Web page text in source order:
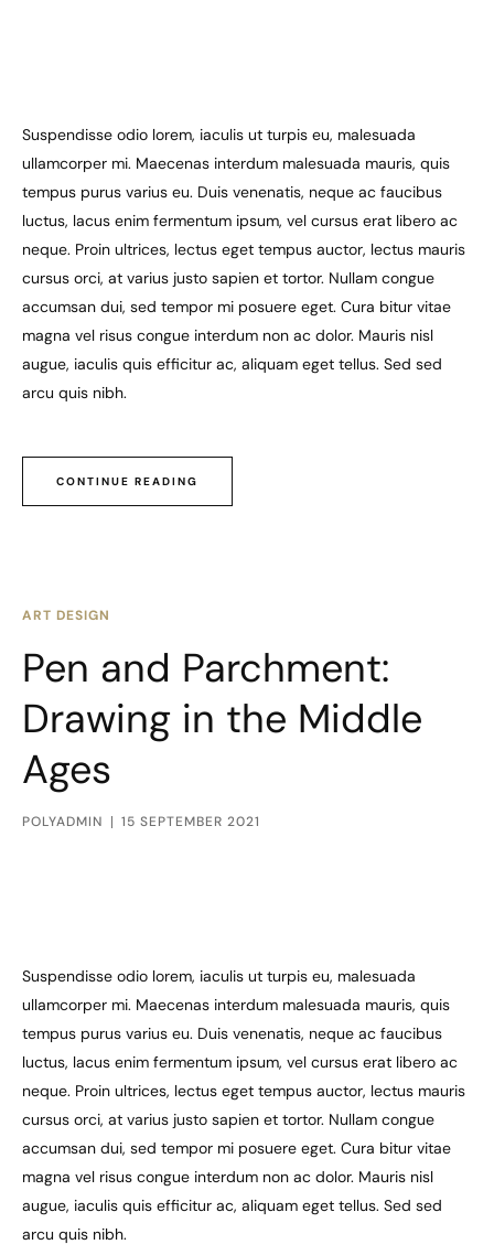
Suspendisse odio lorem, iaculis ut turpis eu, malesuada
ullamcorper mi. Maecenas interdum malesuada mauris, quis
tempus purus varius eu. Duis venenatis, neque ac faucibus
luctus, lacus enim fermentum ipsum, vel cursus erat libero ac
neque. Proin ultrices, lectus eget tempus auctor, lectus mauris
cursus orci, at varius justo sapien et tortor. Nullam congue
accumsan dui, sed tempor mi posuere eget. Cura bitur vitae
magna vel risus congue interdum non ac dolor. Mauris nisl
augue, iaculis quis efficitur ac, aliquam eget tellus. Sed sed
arcu quis nibh.
CONTINUE READING
ART DESIGN
Pen and Parchment:
Drawing in the Middle
Ages
POLYADMIN 15 SEPTEMBER 2021
Suspendisse odio lorem, iaculis ut turpis eu, malesuada
ullamcorper mi. Maecenas interdum malesuada mauris, quis
tempus purus varius eu. Duis venenatis, neque ac faucibus
luctus, lacus enim fermentum ipsum, vel cursus erat libero ac
neque. Proin ultrices, lectus eget tempus auctor, lectus mauris
cursus orci, at varius justo sapien et tortor. Nullam congue
accumsan dui, sed tempor mi posuere eget. Cura bitur vitae
magna vel risus congue interdum non ac dolor. Mauris nisl
augue, iaculis quis efficitur ac, aliquam eget tellus. Sed sed
arcu quis nibh.